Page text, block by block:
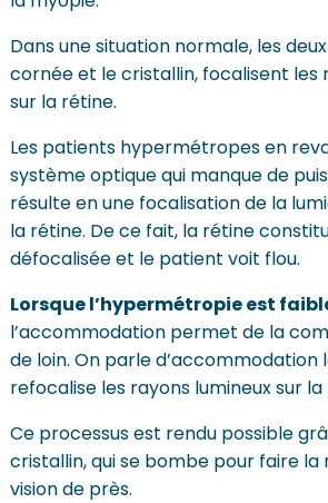
Dans une situation normale, les
cornée et le cristallin, focalisent les
sur la rétine.
Les patients hypermétropes en
système optique qui manque de
résulte en une focalisation de la
la rétine. De ce fait, la rétine
défocalisée et le patient voit flou.
Lorsque l’hypermétropie est
l’accommodation permet de la
de loin. On parle d’accommodation
refocalise les rayons lumineux sur la
Ce processus est rendu possible
cristallin, qui se bombe pour faire la
vision de près.